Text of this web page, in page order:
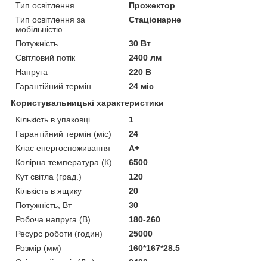
Тип освітлення
Прожектор
Тип освітлення за
мобільністю
Стаціонарне
Потужність
30 Вт
Світловий потік
2400 лм
Напруга
220 В
Гарантійний термін
24 міс
Користувальницькі характеристики
Кількість в упаковці
1
Гарантійний термін (міс)
24
Клас енергоспоживання
A+
Колірна температура (К)
6500
Кут світла (град.)
120
Кількість в ящику
20
Потужність, Вт
30
Робоча напруга (В)
180-260
Ресурс роботи (годин)
25000
Розмір (мм)
160*167*28.5